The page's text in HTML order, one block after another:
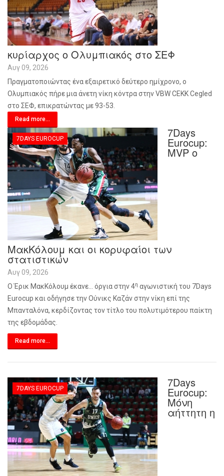
κυρίαρχος ο Ολυμπιακός στο ΣΕΦ
Αυγ 09, 2026
Πραγματοποιώντας ένα εξαιρετικό δεύτερο ημίχρονο, ο
Ολυμπιακός πήρε μια άνετη νίκη κόντρα στην VBW CEKK Cegled
στο ΣΕΦ, επικρατώντας με 93-53.
Read more...
7DAYS EUROCUP 7Days
Eurocup:
MVP ο
ΜακΚόλουμ και οι κορυφαίοι των
στατιστικών
Αυγ 09, 2026
Ο Έρικ ΜακΚόλουμ έκανε… όργια στην 4η αγωνιστική του 7Days
Eurocup και οδήγησε την Ούνικς Καζάν στην νίκη επί της
Μπανταλόνα, κερδίζοντας τον τίτλο του πολυτιμότερου παίκτη
της εβδομάδας.
Read more...
7DAYS EUROCUP 7Days
Eurocup:
Μόνη
αήττητη η